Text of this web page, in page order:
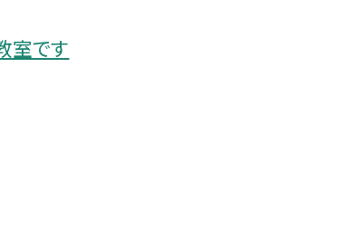
室です